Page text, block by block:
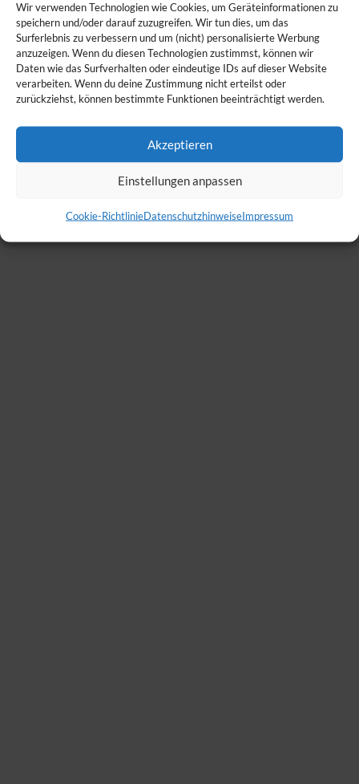
Wir verwenden Technologien wie Cookies, um Geräteinformationen zu
speichern und/oder darauf zuzugreifen. Wir tun dies, um das
Surferlebnis zu verbessern und um (nicht) personalisierte Werbung
anzuzeigen. Wenn du diesen Technologien zustimmst, können wir
Daten wie das Surfverhalten oder eindeutige IDs auf dieser Website
verarbeiten. Wenn du deine Zustimmung nicht erteilst oder
zurückziehst, können bestimmte Funktionen beeinträchtigt werden.
Akzeptieren
Einstellungen anpassen
Cookie-RichtlinieDatenschutzhinweiseImpressum